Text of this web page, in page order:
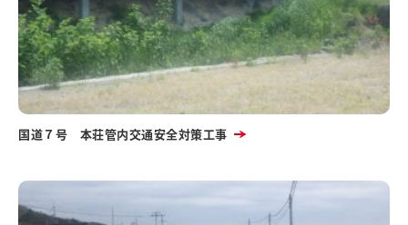
国道７号 本荘管内交通安全対策工事